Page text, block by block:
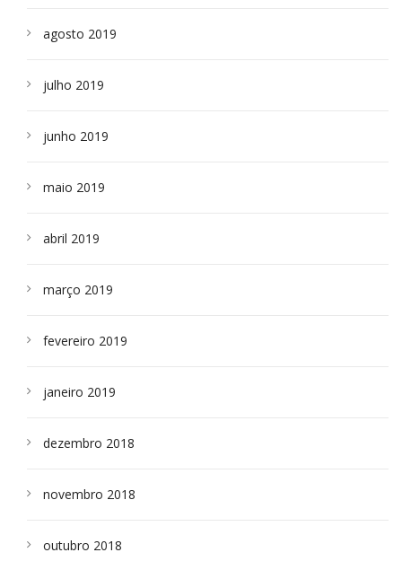
agosto 2019
julho 2019
junho 2019
maio 2019
abril 2019
março 2019
fevereiro 2019
janeiro 2019
dezembro 2018
novembro 2018
outubro 2018